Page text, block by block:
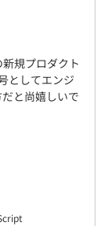
規プロダクト
としてエンジ
と尚嬉しいで